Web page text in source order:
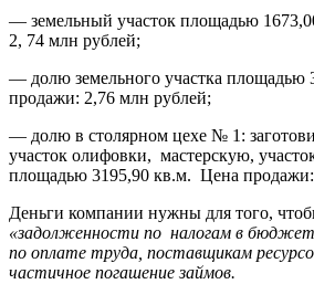
— земельный участок площадью
2, 74 млн рублей;
— долю земельного участка площадью
продажи: 2,76 млн рублей;
— долю в столярном цехе № 1:
участок олифовки, мастерскую,
площадью 3195,90 кв.м. Цена
Деньги компании нужны для того,
«задолженности по налогам в
по оплате труда, поставщикам
частичное погашение займов.